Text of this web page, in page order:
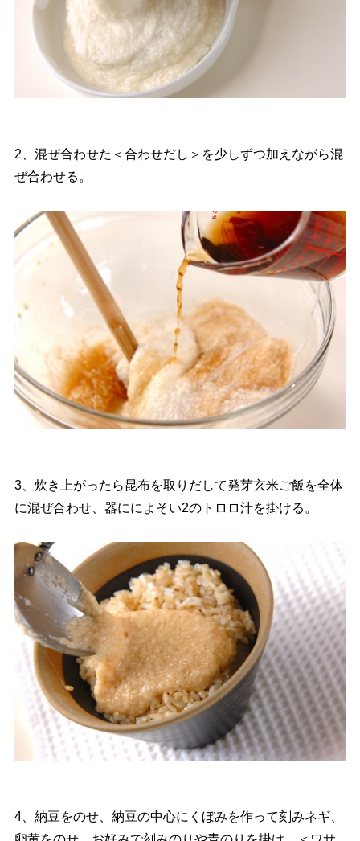
2、混ぜ合わせた＜合わせだし＞を少しずつ加えながら混
ぜ合わせる。
3、炊き上がったら昆布を取りだして発芽玄米ご飯を全体
に混ぜ合わせ、器にによそい2のトロロ汁を掛ける。
4、納豆をのせ、納豆の中心にくぼみを作って刻みネギ、